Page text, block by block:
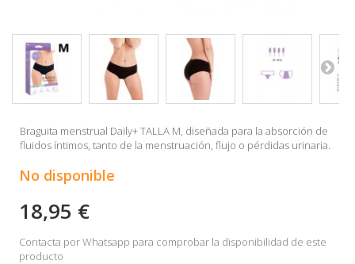
Braguita menstrual Daily+ TALLA M, diseñada para la absorción de
fluidos íntimos, tanto de la menstruación, flujo o pérdidas urinaria.
No disponible
18,95 €
Contacta por Whatsapp para comprobar la disponibilidad de este
producto